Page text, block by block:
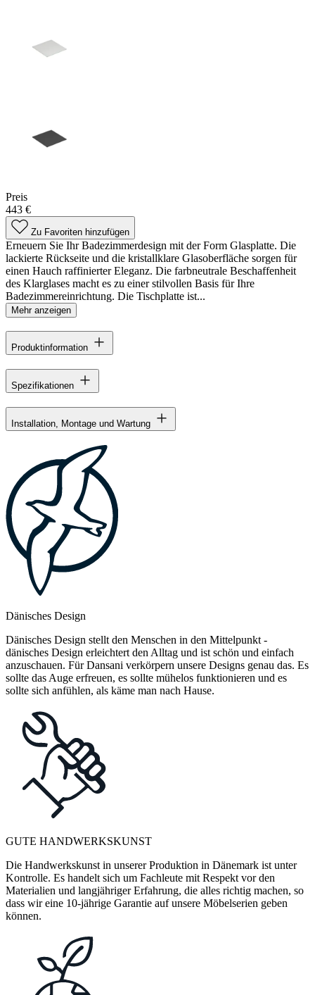
Preis
443 €
Zu Favoriten hinzufügen
Erneuern Sie Ihr Badezimmerdesign mit der Form Glasplatte. Die
lackierte Rückseite und die kristallklare Glasoberfläche sorgen für
einen Hauch raffinierter Eleganz. Die farbneutrale Beschaffenheit
des Klarglases macht es zu einer stilvollen Basis für Ihre
Badezimmereinrichtung. Die Tischplatte ist...
Mehr anzeigen
Produktinformation
Spezifikationen
Installation, Montage und Wartung
Dänisches Design
Dänisches Design stellt den Menschen in den Mittelpunkt -
dänisches Design erleichtert den Alltag und ist schön und einfach
anzuschauen. Für Dansani verkörpern unsere Designs genau das. Es
sollte das Auge erfreuen, es sollte mühelos funktionieren und es
sollte sich anfühlen, als käme man nach Hause.
GUTE HANDWERKSKUNST
Die Handwerkskunst in unserer Produktion in Dänemark ist unter
Kontrolle. Es handelt sich um Fachleute mit Respekt vor den
Materialien und langjähriger Erfahrung, die alles richtig machen, so
dass wir eine 10-jährige Garantie auf unsere Möbelserien geben
können.